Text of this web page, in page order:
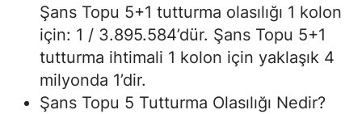
Şans Topu 5+1 tutturma olasılığı 1 kolon
için: 1 / 3.895.584’dür. Şans Topu 5+1
tutturma ihtimali 1 kolon için yaklaşık 4
milyonda 1’dir.
Şans Topu 5 Tutturma Olasılığı Nedir?